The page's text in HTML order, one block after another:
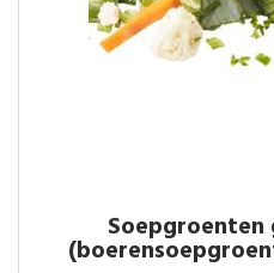
Soepgroenten